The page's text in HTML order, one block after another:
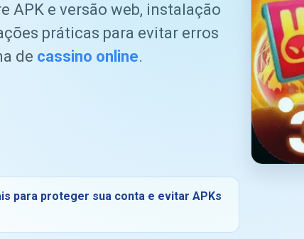
APK e versão web, instalação
práticas para evitar erros
de cassino online.
para proteger sua conta e evitar APKs